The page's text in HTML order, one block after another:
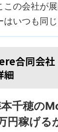
この会社が
はいつも同
合同会社
細
本千穂の
円稼げる